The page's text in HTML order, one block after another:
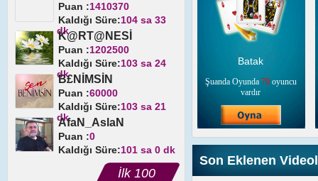
Puan :1410370
Kaldığı Süre:104 sa 33
dk
K@RT@NESİ
Puan :1202500
Kaldığı Süre:103 sa 24
dk
B£NİMSİN
Puan :60000
Kaldığı Süre:103 sa 21
dk
AfaN_AslaN
Puan :0
Kaldığı Süre:101 sa 0 dk
İlk 100
Batak
Şuanda Oyunda 70oyuncu
vardır
Son Eklenen